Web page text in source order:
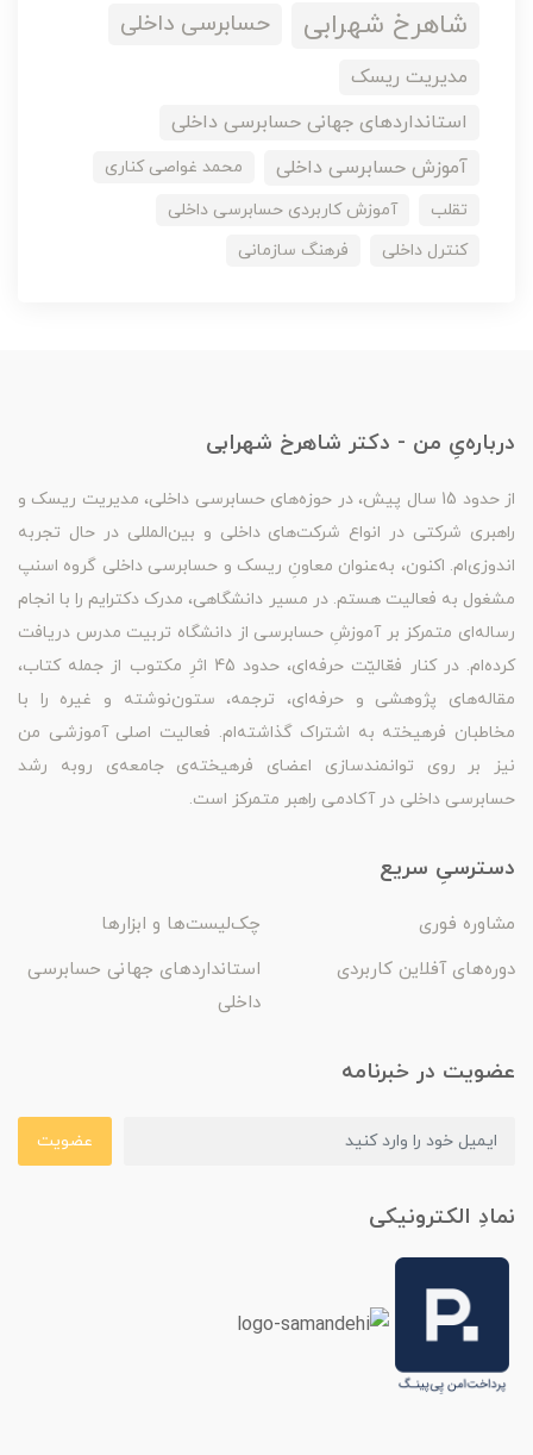
شاهرخ شهرابی حسابرسی داخلی
مدیریت ریسک
استانداردهای جهانی حسابرسی داخلی
آموزش حسابرسی داخلی
محمد غواصی کناری
تقلب
آموزش کاربردی حسابرسی داخلی
کنترل داخلی
فرهنگ سازمانی
درباره‌یِ من - دکتر شاهرخ شهرابی
از حدود 15 سال پیش، در حوزه‌های حسابرسی داخلی، مدیریت ریسک و
راهبری شرکتی در انواع شرکت‌های داخلی و بین‌المللی در حال تجربه
اندوزی‌ام. اکنون، به‌عنوان معاونِ ریسک و حسابرسی داخلی گروه اسنپ
مشغول به فعالیت هستم. در مسیر دانشگاهی، مدرک دکترایم را با انجام
رساله‌ای متمرکز بر آموزشِ حسابرسی از دانشگاه تربیت مدرس دریافت
کرده‌ام. در کنار فعّالیّت حرفه‌ای، حدود 45 اثرِ مکتوب از جمله کتاب،
مقاله‌های پژوهشی و حرفه‌ای، ترجمه، ستون‌نوشته و غیره را با
مخاطبان فرهیخته به اشتراک گذاشته‌ام. فعالیت اصلی آموزشی من
نیز بر روی توانمندسازی اعضای فرهیخته‌ی جامعه‌ی روبه رشد
حسابرسی داخلی در آکادمی راهبر متمرکز است.
دسترسیِ سریع
مشاوره فوری
چک‌لیست‌ها و ابزارها
دوره‌های آفلاین کاربردی
استانداردهای جهانی حسابرسی
داخلی
عضویت در خبرنامه
عضویت
نمادِ الکترونیکی